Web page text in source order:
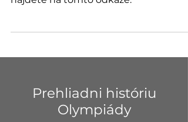
Prehliadni históriu
Olympiády